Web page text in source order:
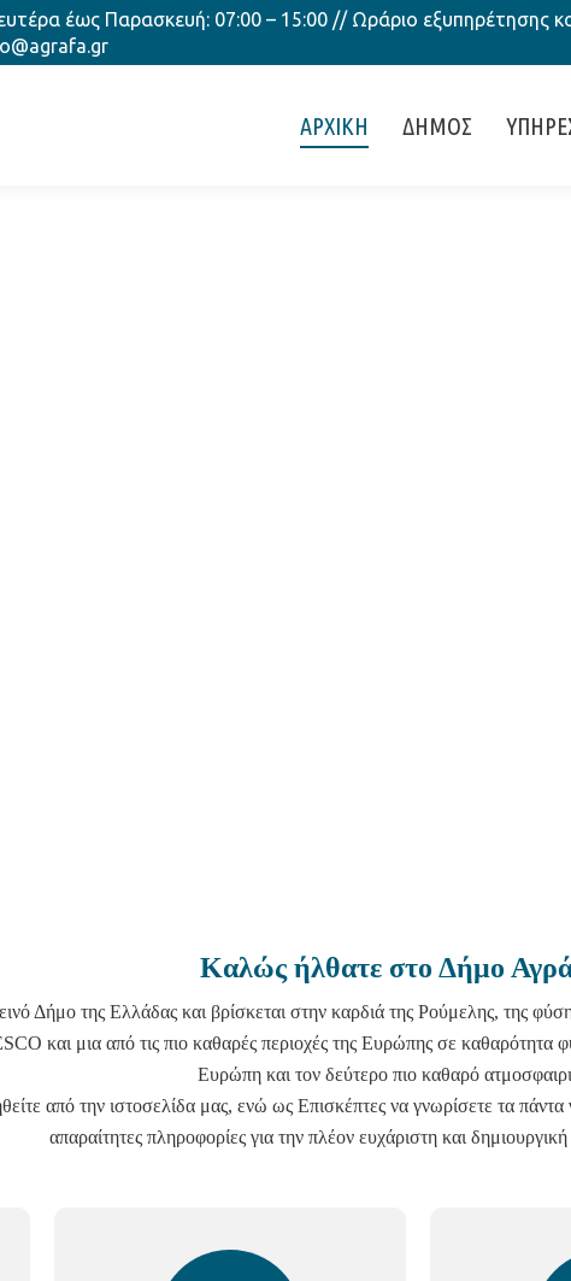
έως Παρασκευή: 07:00 – 15:00 // Ωράριο εξυπηρέτησης
ΑΡΧΙΚΗ ΔΗΜΟΣ
Καλώς ήλθατε στο Δήμο
Δήμο της Ελλάδας και βρίσκεται στην καρδιά της Ρούμελης, της
και μια από τις πιο καθαρές περιοχές της Ευρώπης σε καθαρότητα
Ευρώπη και τον δεύτερο πιο καθαρό
από την ιστοσελίδα μας, ενώ ως Επισκέπτες να γνωρίσετε τα πάντα
απαραίτητες πληροφορίες για την πλέον ευχάριστη και